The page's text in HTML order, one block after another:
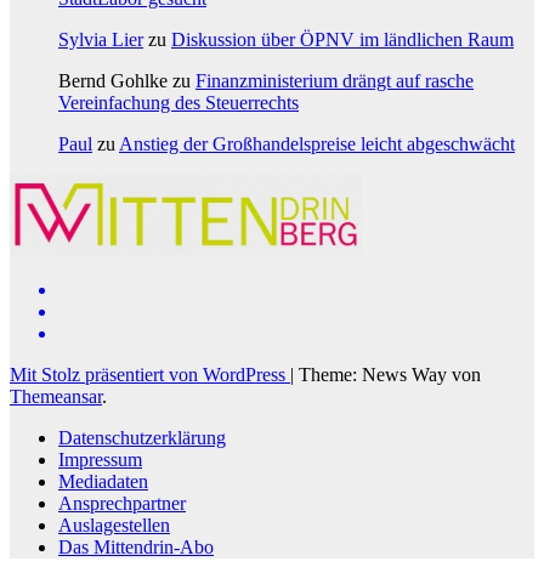
Sylvia Lierzu Diskussion über ÖPNV im ländlichen Raum
Bernd Gohlke zu Finanzministerium drängt auf rasche
Vereinfachung des Steuerrechts
Paul zu Anstieg der Großhandelspreise leicht abgeschwächt
Mit Stolz präsentiert von WordPress | Theme: News Way von
Themeansar.
Datenschutzerklärung
Impressum
Mediadaten
Ansprechpartner
Auslagestellen
Das Mittendrin-Abo